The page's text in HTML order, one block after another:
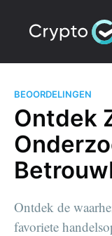
BEOORDELINGEN
Ontdek
Ontdek de
favoriete